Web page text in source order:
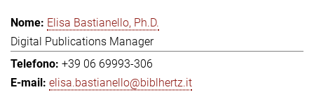
Elisa Bastianello, Ph.D.
Digital Publications Manager
+39 06 69993-306
elisa.bastianello@biblhertz.it